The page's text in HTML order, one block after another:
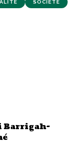
SOCIÉTÉ
Barrigah-